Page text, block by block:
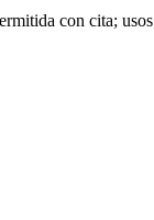
con cita;